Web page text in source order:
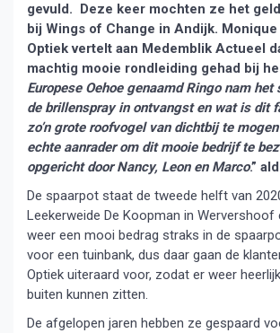
gevuld. Deze keer mochten ze het
bij Wings of Change in Andijk.
Optiek vertelt aan Medemblik Actueel
machtig mooie rondleiding gehad bij
Europese Oehoe genaamd Ringo nam het
de brillenspray in ontvangst en wat is dit
zo’n grote roofvogel van dichtbij te
echte aanrader om dit mooie bedrijf te
opgericht door Nancy, Leon en Marco.”
De spaarpot staat de tweede helft van
Leekerweide De Koopman in Wervershoof
weer een mooi bedrag straks in de
voor een tuinbank, dus daar gaan de
Optiek uiteraard voor, zodat er weer
buiten kunnen zitten.
De afgelopen jaren hebben ze gespaard